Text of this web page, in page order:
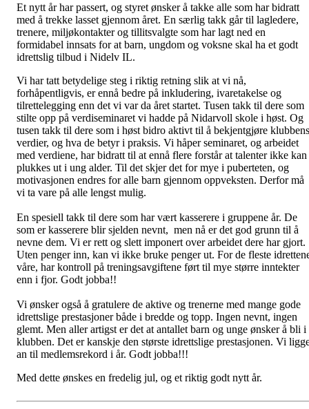
Et nytt år har passert, og styret ønsker å takke alle som har bidratt
med å trekke lasset gjennom året. En særlig takk går til lagledere,
trenere, miljøkontakter og tillitsvalgte som har lagt ned en
formidabel innsats for at barn, ungdom og voksne skal ha et godt
idrettslig tilbud i Nidelv IL.
Vi har tatt betydelige steg i riktig retning slik at vi nå,
forhåpentligvis, er ennå bedre på inkludering, ivaretakelse og
tilrettelegging enn det vi var da året startet. Tusen takk til dere som
stilte opp på verdiseminaret vi hadde på Nidarvoll skole i høst. Og
tusen takk til dere som i høst bidro aktivt til å bekjentgjøre klubbens
verdier, og hva de betyr i praksis. Vi håper seminaret, og arbeidet
med verdiene, har bidratt til at ennå flere forstår at talenter ikke kan
plukkes ut i ung alder. Til det skjer det for mye i puberteten, og
motivasjonen endres for alle barn gjennom oppveksten. Derfor må
vi ta vare på alle lengst mulig.
En spesiell takk til dere som har vært kasserere i gruppene år. De
som er kasserere blir sjelden nevnt, men nå er det god grunn til å
nevne dem. Vi er rett og slett imponert over arbeidet dere har gjort.
Uten penger inn, kan vi ikke bruke penger ut. For de fleste
våre, har kontroll på treningsavgiftene ført til mye større inntekter
enn i fjor. Godt jobba!!
Vi ønsker også å gratulere de aktive og trenerne med mange gode
idrettslige prestasjoner både i bredde og topp. Ingen nevnt, ingen
glemt. Men aller artigst er det at antallet barn og unge ønsker å bli i
klubben. Det er kanskje den største idrettslige prestasjonen. Vi
an til medlemsrekord i år. Godt jobba!!!
Med dette ønskes en fredelig jul, og et riktig godt nytt år.